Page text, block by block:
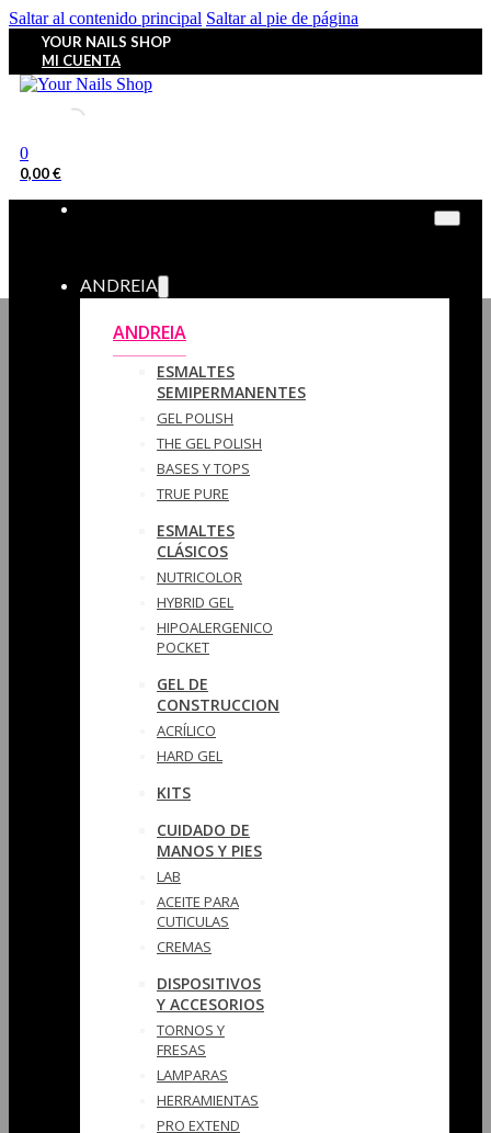
Saltar al contenido principal Saltar al pie de página
YOUR NAILS SHOP
MI CUENTA
0
0,00€
ANDREIA
ANDREIA
ESMALTES
SEMIPERMANENTES
GEL POLISH
THE GEL POLISH
BASES Y‎ TOPS
TRUE PURE
ESMALTES
CLÁSICOS
NUTRICOLOR
HYBRID GEL
HIPOALERGENICO
POCKET
GEL DE
CONSTRUCCION
ACRÍLICO
HARD GEL
KITS
CUIDADO DE
MANOS Y PIES
LAB
ACEITE PARA
CUTICULAS
CREMAS
DISPOSITIVOS
Y ACCESORIOS
TORNOS Y
FRESAS
LAMPARAS
HERRAMIENTAS
PRO EXTEND